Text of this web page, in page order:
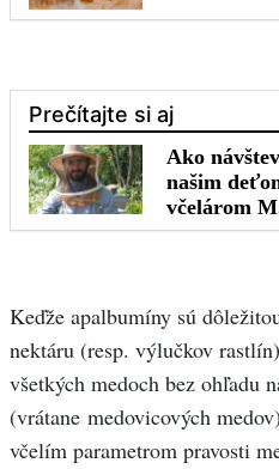
Keďže apalbumíny sú
nektáru (resp. výlučkov
všetkých medoch bez ohľadu
(vrátane medovicových
včelím parametrom pravosti